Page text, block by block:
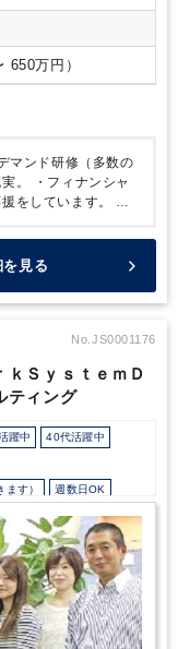
月給 26万円 〜 45万円 （年収 390万円 〜 650万円）
マンド研修（多数の
。
・フィナンシャ
をしています。
◆
誕生日祝制度や毎年
の認定)を取得して
社の取り組み】◆
くりの取り組みを積
◆ 弊社は経済産業省
書をもとに、感染症
見る
No.JS0001176
ｋＳｙｓｔｅｍＤ
ティング
躍中 40代活躍中
す） 週数日OK
開始時間の相談OK
9時30分出社OK
完全週休2日制
援 その他